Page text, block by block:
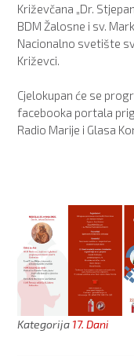
Križevčana „Dr.
BDM Žalosne i sv.
Nacionalno svetište
Križevci.
Cjelokupan će se
facebooka portala
Radio Marije i Glasa
Kategorija 17. Dani